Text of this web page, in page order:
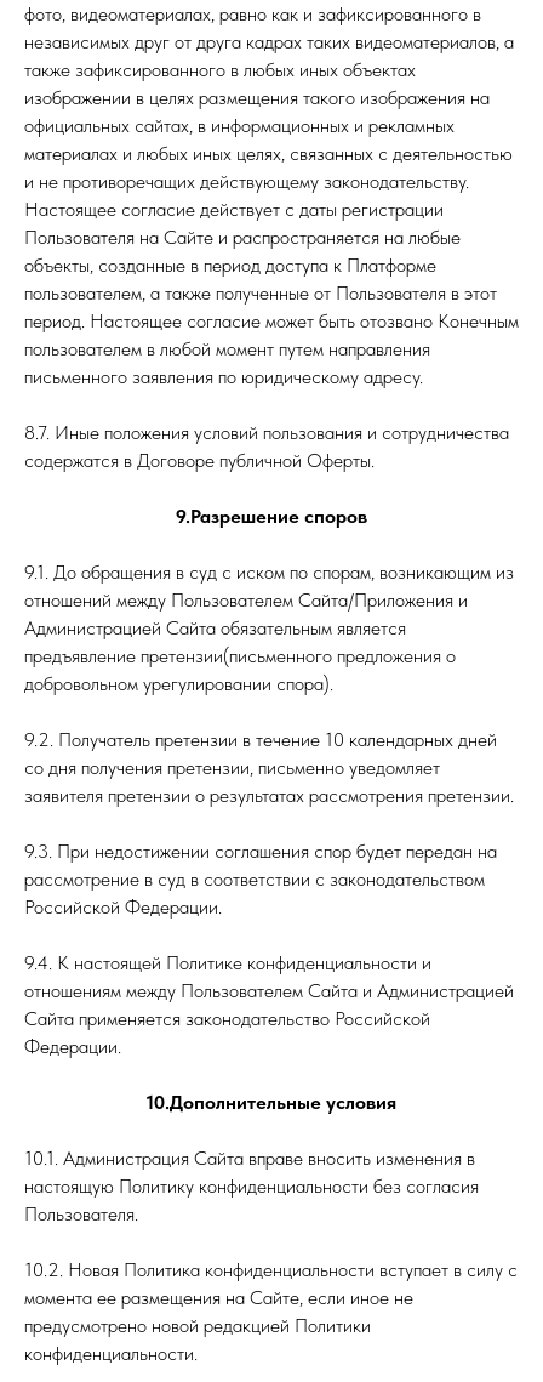
фото, видеоматериалах, равно как и зафиксированного в
независимых друг от друга кадрах таких видеоматериалов, а
также зафиксированного в любых иных объектах
изображении в целях размещения такого изображения на
официальных сайтах, в информационных и рекламных
материалах и любых иных целях, связанных с деятельностью
и не противоречащих действующему законодательству.
Настоящее согласие действует с даты регистрации
Пользователя на Сайте и распространяется на любые
объекты, созданные в период доступа к Платформе
пользователем, а также полученные от Пользователя в этот
период. Настоящее согласие может быть отозвано Конечным
пользователем в любой момент путем направления
письменного заявления по юридическому адресу.
8.7. Иные положения условий пользования и сотрудничества
содержатся в Договоре публичной Оферты.
9.Разрешение споров
9.1. До обращения в суд с иском по спорам, возникающим из
отношений между Пользователем Сайта/Приложения и
Администрацией Сайта обязательным является
предъявление претензии(письменного предложения о
добровольном урегулировании спора).
9.2. Получатель претензии в течение 10 календарных дней
со дня получения претензии, письменно уведомляет
заявителя претензии о результатах рассмотрения претензии.
9.3. При недостижении соглашения спор будет передан на
рассмотрение в суд в соответствии с законодательством
Российской Федерации.
9.4. К настоящей Политике конфиденциальности и
отношениям между Пользователем Сайта и Администрацией
Сайта применяется законодательство Российской
Федерации.
10.Дополнительные условия
10.1. Администрация Сайта вправе вносить изменения в
настоящую Политику конфиденциальности без согласия
Пользователя.
10.2. Новая Политика конфиденциальности вступает в силу с
момента ее размещения на Сайте, если иное не
предусмотрено новой редакцией Политики
конфиденциальности.